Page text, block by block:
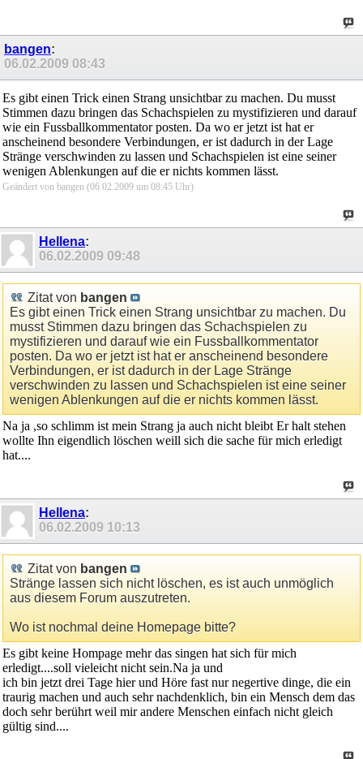
bangen:
06.02.2009 08:43
Es gibt einen Trick einen Strang unsichtbar zu machen. Du musst
Stimmen dazu bringen das Schachspielen zu mystifizieren und darauf
wie ein Fussballkommentator posten. Da wo er jetzt ist hat er
anscheinend besondere Verbindungen, er ist dadurch in der Lage
Stränge verschwinden zu lassen und Schachspielen ist eine seiner
wenigen Ablenkungen auf die er nichts kommen lässt.
Geändert von bangen (06.02.2009 um 08:45 Uhr)
Hellena:
06.02.2009 09:48
Zitat von bangen
Es gibt einen Trick einen Strang unsichtbar zu machen. Du
musst Stimmen dazu bringen das Schachspielen zu
mystifizieren und darauf wie ein Fussballkommentator
posten. Da wo er jetzt ist hat er anscheinend besondere
Verbindungen, er ist dadurch in der Lage Stränge
verschwinden zu lassen und Schachspielen ist eine seiner
wenigen Ablenkungen auf die er nichts kommen lässt.
Na ja ,so schlimm ist mein Strang ja auch nicht bleibt Er halt stehen
wollte Ihn eigendlich löschen weill sich die sache für mich erledigt
hat....
Hellena:
06.02.2009 10:13
Zitat von bangen
Stränge lassen sich nicht löschen, es ist auch unmöglich
aus diesem Forum auszutreten.
Wo ist nochmal deine Homepage bitte?
Es gibt keine Hompage mehr das singen hat sich für mich
erledigt....soll vieleicht nicht sein.Na ja und
ich bin jetzt drei Tage hier und Höre fast nur negertive dinge, die ein
traurig machen und auch sehr nachdenklich, bin ein Mensch dem das
doch sehr berührt weil mir andere Menschen einfach nicht gleich
gültig sind....